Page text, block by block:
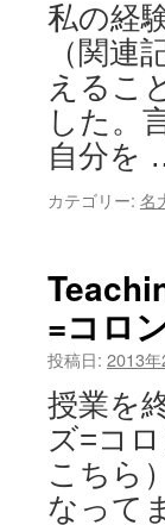
私の経
（関連
えるこ
した。
自分を
カテゴリー: 名
=コロン
投稿日: 2013
授業を
ズ=コ
こちら
なって